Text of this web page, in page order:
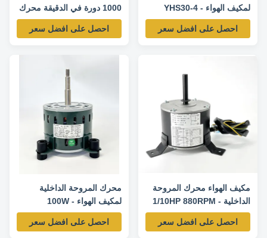
لمكيف الهواء YHS30-4 -
220V 50/60Hz 30W
1000RPM
احصل على افضل سعر
1000 دورة في الدقيقة محرك
المروحة الداخلية لمكيف الهواء
احصل على افضل سعر
مكيف الهواء محرك المروحة
الداخلية - 1/10HP 880RPM
220-240V 50Hz
احصل على افضل سعر
محرك المروحة الداخلية
لمكيف الهواء - 100W
670RPM / 3SPD 208-240V
50HZ
احصل على افضل سعر